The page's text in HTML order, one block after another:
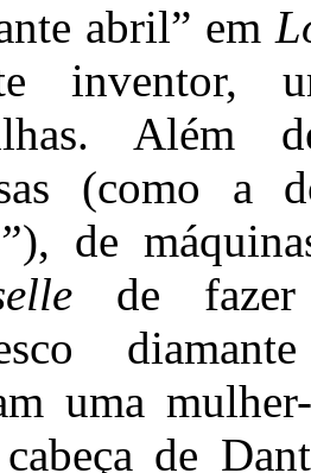
abril” em
inventor,
Além
(como a
), de
de fazer
uma
de